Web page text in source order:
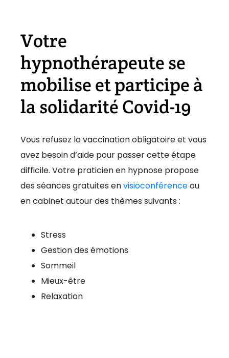
Votre
hypnothérapeute se
mobilise et participe à
la solidarité Covid-19
Vous refusez la vaccination obligatoire et vous
avez besoin d’aide pour passer cette étape
difficile. Votre praticien en hypnose propose
des séances gratuites envisioconférenceou
en cabinet autour des thèmes suivants :
Stress
Gestion des émotions
Sommeil
Mieux-être
Relaxation